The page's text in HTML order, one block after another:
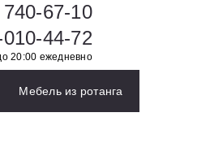
67-10
44-72
20:00 ежедневно
Мебель из ротанга